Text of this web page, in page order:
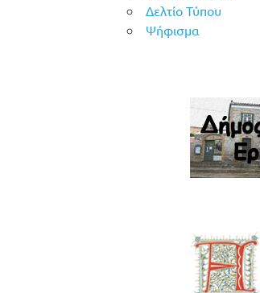
Δελτίο Τύπου
Ψήφισμα